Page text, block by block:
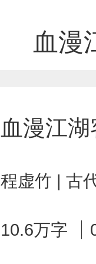
血漫
血漫江湖
程虚竹 | 古
10.6万字